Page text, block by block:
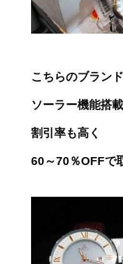
こちらのブラン
ソーラー機能搭
割引率も高く
60～70％OFFで